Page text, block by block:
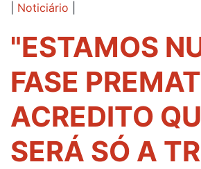
Noticiário
"ESTAMOS
FASE
ACREDITO
SERÁ SÓ A